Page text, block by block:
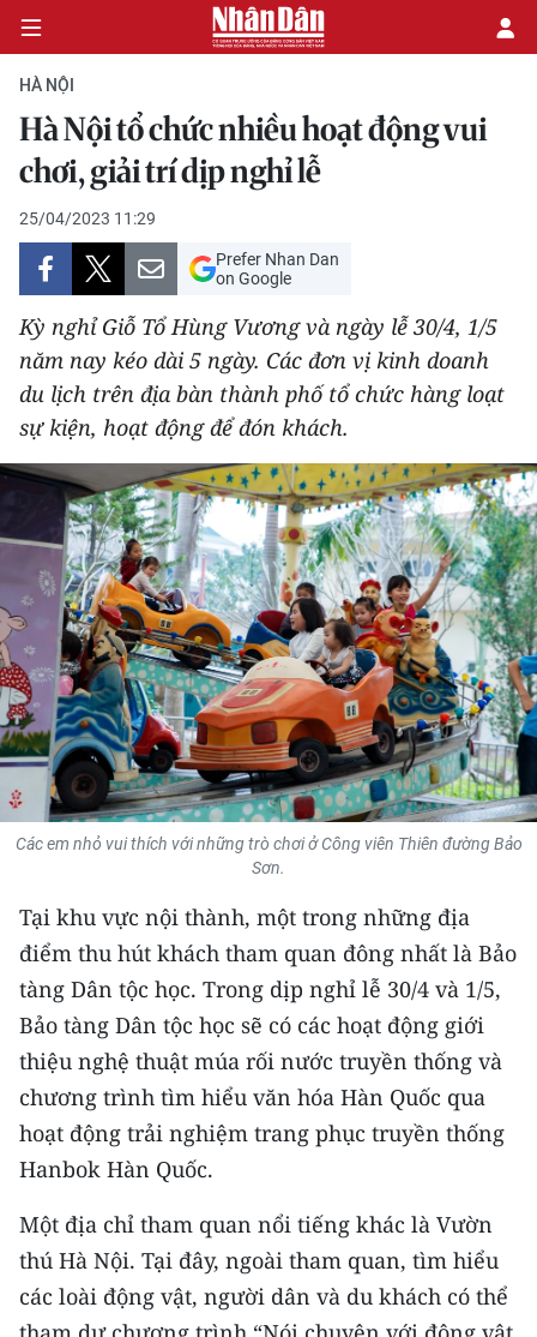
CHÍNH TRỊ
KINH TẾ
VĂN HÓA
XÃ HỘI
PHÁP LUẬT
THẾ GIỚI
THỂ THAO
GIÁO DỤC
Y TẾ
KHOA HỌC - CÔNG NGHỆ
MÔI TRƯỜNG
BẠN ĐỌC
KIỂM CHỨNG THÔNG TIN
TRI THỨC CHUYÊN SÂU
54 DÂN TỘC VIỆT NAM
CHƯƠNG TRÌNH OCOP - MỖI XÃ
MỘT SẢN PHẨM
MEDIA CENTER
E-Magazine
HÀ NỘI
Hà Nội tổ chức nhiều hoạt động vui
chơi, giải trí dịp nghỉ lễ
25/04/2023 11:29
Prefer Nhan Dan
on Google
Kỳ nghỉ Giỗ Tổ Hùng Vương và ngày lễ 30/4, 1/5
năm nay kéo dài 5 ngày. Các đơn vị kinh doanh
du lịch trên địa bàn thành phố tổ chức hàng loạt
sự kiện, hoạt động để đón khách.
Các em nhỏ vui thích với những trò chơi ở Công viên Thiên đường Bảo
Sơn.
Tại khu vực nội thành, một trong những địa
điểm thu hút khách tham quan đông nhất là Bảo
tàng Dân tộc học. Trong dịp nghỉ lễ 30/4 và 1/5,
Bảo tàng Dân tộc học sẽ có các hoạt động giới
thiệu nghệ thuật múa rối nước truyền thống và
chương trình tìm hiểu văn hóa Hàn Quốc qua
hoạt động trải nghiệm trang phục truyền thống
Hanbok Hàn Quốc.
Một địa chỉ tham quan nổi tiếng khác là Vườn
thú Hà Nội. Tại đây, ngoài tham quan, tìm hiểu
các loài động vật, người dân và du khách có thể